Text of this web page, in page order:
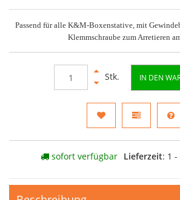
Passend für alle K&M-Boxenstative, mit
Klemmschraube zum Arretieren
Stk. IN DEN
sofort verfügbar Lieferzeit: 1